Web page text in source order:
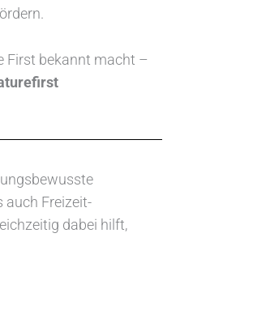
First bekannt macht –
auch Freizeit-
dabei hilft,